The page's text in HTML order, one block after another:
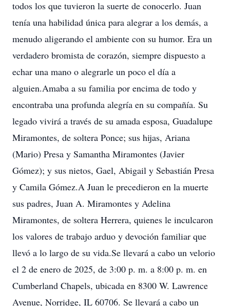
todos los que tuvieron la suerte de conocerlo. Juan
tenía una habilidad única para alegrar a los demás, a
menudo aligerando el ambiente con su humor. Era un
verdadero bromista de corazón, siempre dispuesto a
echar una mano o alegrarle un poco el día a
alguien.Amaba a su familia por encima de todo y
encontraba una profunda alegría en su compañía. Su
legado vivirá a través de su amada esposa, Guadalupe
Miramontes, de soltera Ponce; sus hijas, Ariana
(Mario) Presa y Samantha Miramontes (Javier
Gómez); y sus nietos, Gael, Abigail y Sebastián Presa
y Camila Gómez.A Juan le precedieron en la muerte
sus padres, Juan A. Miramontes y Adelina
Miramontes, de soltera Herrera, quienes le inculcaron
los valores de trabajo arduo y devoción familiar que
llevó a lo largo de su vida.Se llevará a cabo un velorio
el 2 de enero de 2025, de 3:00 p. m. a 8:00 p. m. en
Cumberland Chapels, ubicada en 8300 W. Lawrence
Avenue, Norridge, IL 60706. Se llevará a cabo un